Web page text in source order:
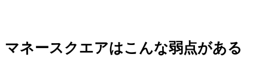
マネースクエアはこんな弱点がある